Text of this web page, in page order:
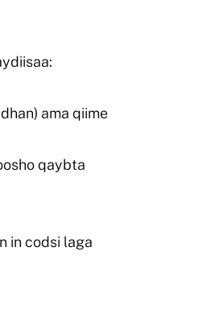
ama qiime
qaybta
in codsi laga